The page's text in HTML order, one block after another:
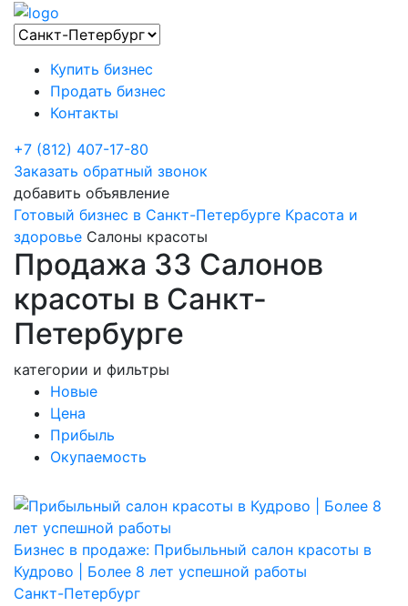
Купить бизнес
Продать бизнес
Контакты
+7 (812) 407-17-80
Заказать обратный звонок
добавить объявление
Готовый бизнес в Санкт-Петербурге Красота и
здоровье Салоны красоты
Продажа 33 Салонов
красоты в Санкт-
Петербурге
категории и фильтры
Новые
Цена
Прибыль
Окупаемость
Бизнес в продаже: Прибыльный салон красоты в
Кудрово | Более 8 лет успешной работы
Санкт-Петербург